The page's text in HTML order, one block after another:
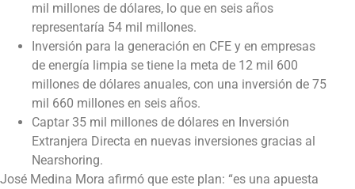
mil millones de dólares, lo que en seis años
representaría 54 mil millones.
Inversión para la generación en CFE y en empresas
de energía limpia se tiene la meta de 12 mil 600
millones de dólares anuales, con una inversión de 75
mil 660 millones en seis años.
Captar 35 mil millones de dólares en Inversión
Extranjera Directa en nuevas inversiones gracias al
Nearshoring.
José Medina Mora afirmó que este plan: “es una apuesta